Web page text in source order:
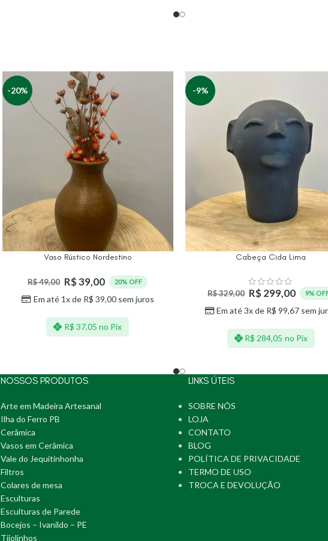
-20%
Vaso Rústico Nordestino
R$49,00 R$39,00 20% OFF
Em até 1x de R$ 39,00sem juros
R$ 37,05 no Pix
-9%
Cabeça Cida Lima
R$329,00 R$299,00 9%
Em até 3x de R$ 99,67 sem
R$ 284,05 no Pix
NOSSOS PRODUTOS
Arte em Madeira Artesanal
Ilha do Ferro PB
Cerâmica
Vasos em Cerâmica
Vale do Jequitinhonha
Filtros
Colares de mesa
Esculturas
Esculturas de Parede
Bocejos – Ivanildo – PE
Tijolinhos
LINKS ÚTEIS
SOBRE NÓS
LOJA
CONTATO
BLOG
POLÍTICA DE PRIVACIDADE
TERMO DE USO
TROCA E DEVOLUÇÃO